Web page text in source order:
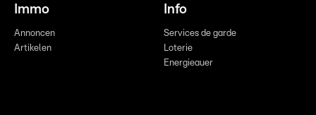
Immo
Annoncen
Artikelen
Info
Services de garde
Loterie
Energieauer